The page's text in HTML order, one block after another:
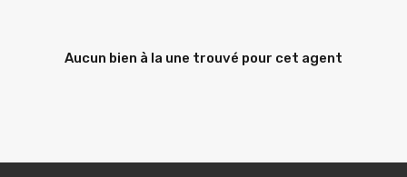
Aucun bien à la une trouvé pour cet agent